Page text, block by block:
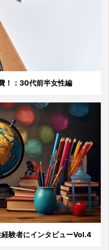
！：30代前半女性編
験者にインタビューVol.4